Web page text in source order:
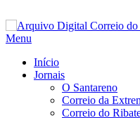
Saltar
para
Menu
Início
Jornais
O Santareno
Correio da
Correio do